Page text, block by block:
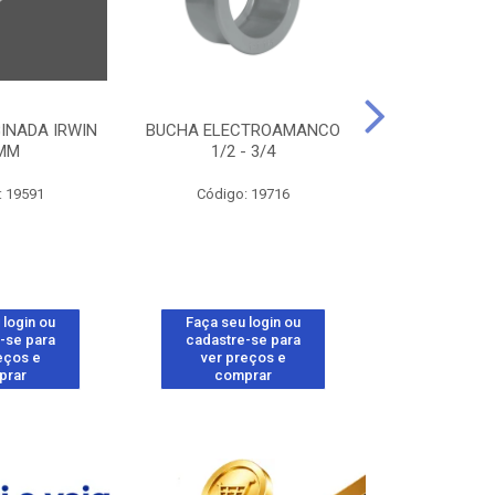
IRWIN
19591
login ou
se para
e
BUCHA ELECTROAMANCO
1/2 - 3/4
Código: 19716
Faça seu login ou
cadastre-se para
ver preços e
comprar